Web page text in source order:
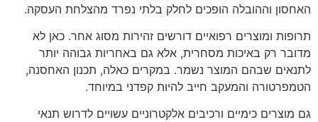
האחסון וההובלה הופכים לחלק בלתי נפרד מהצלחת העסקה.
תרופות ומוצרים רפואיים דורשים זהירות מסוג אחר. כאן לא
מדובר רק באיכות מסחרית, אלא גם באחריות גבוהה יותר
לתנאים שבהם המוצר נשמר. במקרים כאלה, תכנון האחסנה,
הטמפרטורה והמעקב חייב להיות קפדני במיוחד.
גם מוצרים כימיים ורכיבים אלקטרוניים עשויים לדרוש תנאי